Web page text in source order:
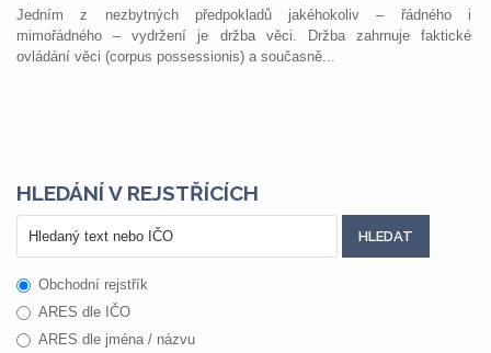
Jedním z nezbytných předpokladů jakéhokoliv – řádného i
mimořádného – vydržení je držba věci. Držba zahrnuje faktické
ovládání věci (corpus possessionis) a současně...
HLEDÁNÍ V REJSTŘÍCÍCH
Obchodní rejstřík
ARES dle IČO
ARES dle jména / názvu